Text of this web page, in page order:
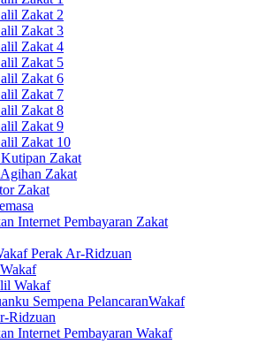
Zakat 2
Zakat 3
Zakat 4
Zakat 5
Zakat 6
Zakat 7
Zakat 8
Zakat 9
Zakat 10
Kutipan Zakat
Agihan Zakat
Zakat
Internet Pembayaran Zakat
Perak Ar-Ridzuan
Wakaf
Sempena PelancaranWakaf
Ridzuan
Internet Pembayaran Wakaf